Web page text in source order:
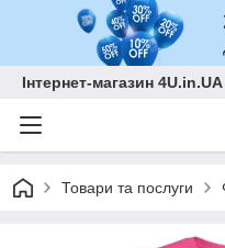
Інтернет-магазин 4U.in.UA
Товари та послуги